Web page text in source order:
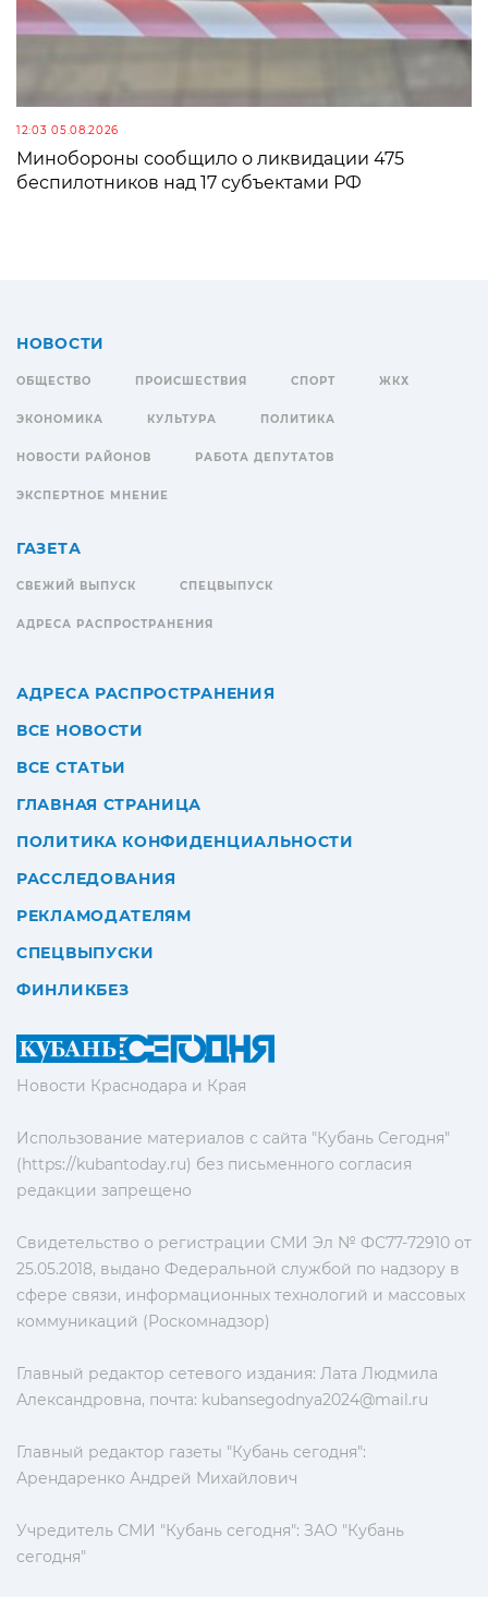
12:03 05.08.2026
Минобороны сообщило о ликвидации 475
беспилотников над 17 субъектами РФ
Новости Краснодара и Края
Использование материалов с сайта "Кубань Сегодня"
(https://kubantoday.ru) без письменного согласия
редакции запрещено
Свидетельство о регистрации СМИ Эл № ФС77-72910 от
25.05.2018, выдано Федеральной службой по надзору в
сфере связи, информационных технологий и массовых
коммуникаций (Роскомнадзор)
Главный редактор сетевого издания: Лата Людмила
Александровна, почта: kubansegodnya2024@mail.ru
Главный редактор газеты "Кубань сегодня":
Арендаренко Андрей Михайлович
Учредитель СМИ "Кубань сегодня": ЗАО "Кубань
сегодня"
НОВОСТИ
ОБЩЕСТВО ПРОИСШЕСТВИЯ СПОРТ ЖКХ
ЭКОНОМИКА КУЛЬТУРА ПОЛИТИКА
НОВОСТИ РАЙОНОВ РАБОТА ДЕПУТАТОВ
ЭКСПЕРТНОЕ МНЕНИЕ
ГАЗЕТА
СВЕЖИЙ ВЫПУСК СПЕЦВЫПУСК
АДРЕСА РАСПРОСТРАНЕНИЯ
АДРЕСА РАСПРОСТРАНЕНИЯ
ВСЕ НОВОСТИ
ВСЕ СТАТЬИ
ГЛАВНАЯ СТРАНИЦА
ПОЛИТИКА КОНФИДЕНЦИАЛЬНОСТИ
РАССЛЕДОВАНИЯ
РЕКЛАМОДАТЕЛЯМ
СПЕЦВЫПУСКИ
ФИНЛИКБЕЗ